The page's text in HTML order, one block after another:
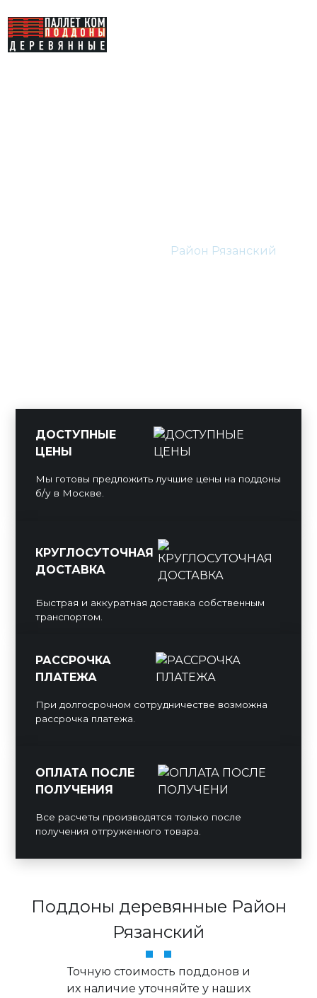
Район Рязанский
ДОСТУПНЫЕ
ЦЕНЫ
Мы готовы предложить лучшие цены на поддоны
б/у в Москве.
КРУГЛОСУТОЧНАЯ
ДОСТАВКА
Быстрая и аккуратная доставка собственным
транспортом.
РАССРОЧКА
ПЛАТЕЖА
При долгосрочном сотрудничестве возможна
рассрочка платежа.
ОПЛАТА ПОСЛЕ
ПОЛУЧЕНИЯ
Все расчеты производятся только после
получения отгруженного товара.
Поддоны деревянные Район
Рязанский
Точную стоимость поддонов и
их наличие уточняйте у наших